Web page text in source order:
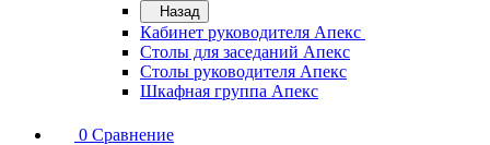
Назад
Кабинет руководителя Апекс
Столы для заседаний Апекс
Столы руководителя Апекс
Шкафная группа Апекс
0 Сравнение